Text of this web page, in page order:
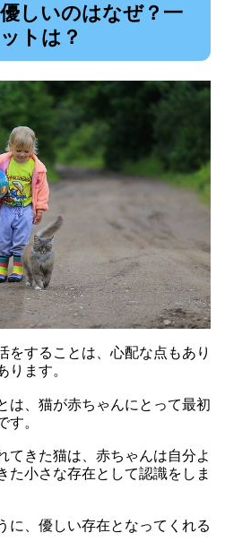
しいのはなぜ？一
トは？
をすることは、心配な点もあり
ります。
は、猫が赤ちゃんにとって最初
す。
てきた猫は、赤ちゃんは自分よ
た小さな存在として認識をしま
に、優しい存在となってくれる